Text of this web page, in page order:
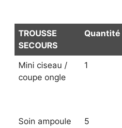
TROUSSE
SECOURS
Quantité
Mini ciseau /
coupe ongle
1
Soin ampoule 5